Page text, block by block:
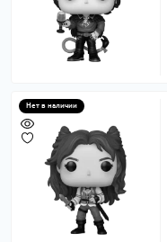
Нет в наличии